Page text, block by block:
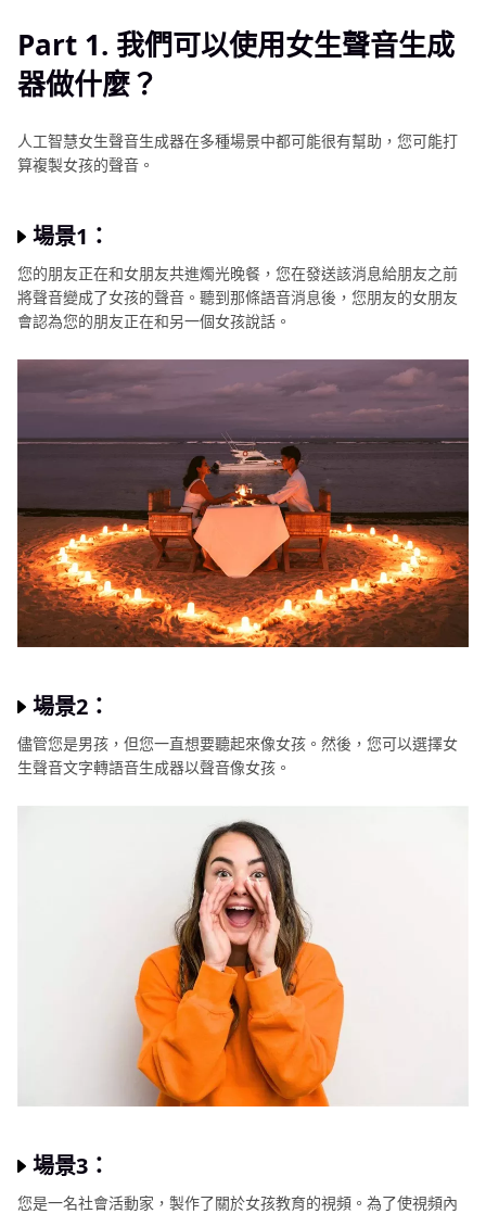
. 線上和PC上的前7大女生聲音生成器
總結
Part 1. 我們可以使用女生聲音生成
器做什麼？
人工智慧女生聲音生成器在多種場景中都可能很有幫助，您可能打
算複製女孩的聲音。
場景1：
您的朋友正在和女朋友共進燭光晚餐，您在發送該消息給朋友之前
將聲音變成了女孩的聲音。聽到那條語音消息後，您朋友的女朋友
會認為您的朋友正在和另一個女孩說話。
場景2：
儘管您是男孩，但您一直想要聽起來像女孩。然後，您可以選擇女
生聲音文字轉語音生成器以聲音像女孩。
場景3：
您是一名社會活動家，製作了關於女孩教育的視頻。為了使視頻內